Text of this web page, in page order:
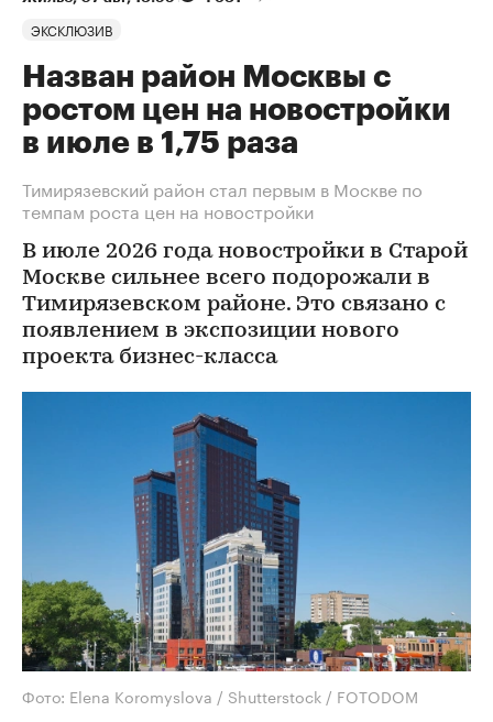
ЭКСКЛЮЗИВ
Назван район Москвы с
ростом цен на новостройки
в июле в 1,75 раза
Тимирязевский район стал первым в Москве по
темпам роста цен на новостройки
В июле 2026 года новостройки в Старой
Москве сильнее всего подорожали в
Тимирязевском районе. Это связано с
появлением в экспозиции нового
проекта бизнес-класса
Фото: Elena Koromyslova / Shutterstock / FOTODOM